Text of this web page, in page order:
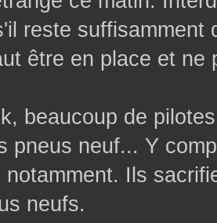
reste
être en place et ne
beaucoup de
pneus neuf... Y
notamment. Ils
neufs.